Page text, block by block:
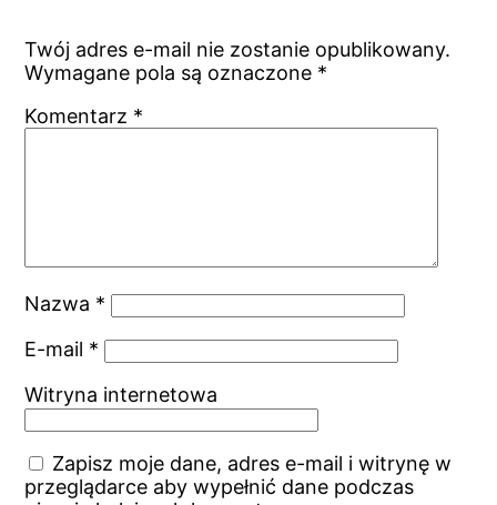
Twój adres e-mail nie zostanie opublikowany.
Wymagane pola są oznaczone *
Komentarz *
Nazwa *
E-mail *
Witryna internetowa
Zapisz moje dane, adres e-mail i witrynę w
przeglądarce aby wypełnić dane podczas